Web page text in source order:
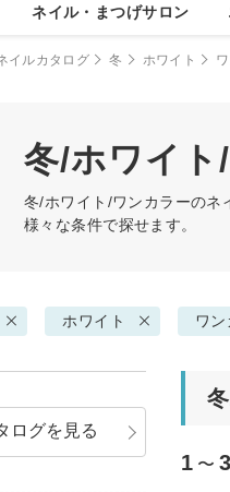
ネイル・まつげサロン
イルカタログ 冬 ホワイト
冬/ホワイト
冬/ホワイト/ワンカラーのネ
様々な条件で探せます。
ホワイト ワ
1 〜
ログを見る